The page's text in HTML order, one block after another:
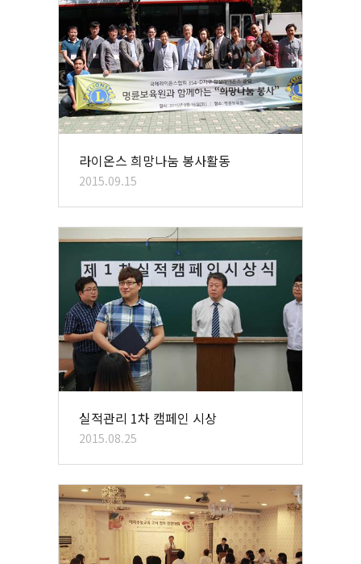
라이온스 희망나눔 봉사활동
2015.09.15
실적관리 1차 캠페인 시상
2015.08.25